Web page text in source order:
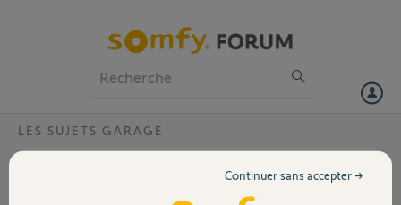
Volet
LES SUJETS GARAGE
Porte de garage ne fonctionne oas
Bonjour, ma porte de
Continuer sans accepter →